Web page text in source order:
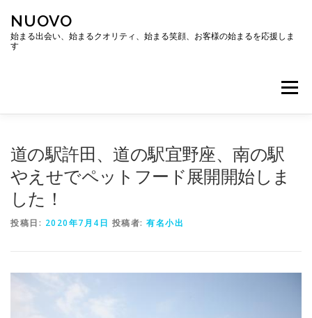
ッ
NUOVO
始まる出会い、始まるクオリティ、始まる笑顔、お客様の始まるを応援しま
す
メニュー
道の駅許田、道の駅宜野座、南の駅
やえせでペットフード展開開始しま
した！
投稿日: 2020年7月4日 投稿者: 有名小出